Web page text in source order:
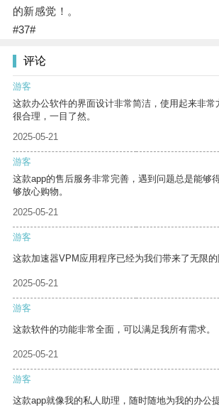
的新感觉！。
#37#
评论
游客
这款办公软件的界面设计非常简洁，使用起来非常
很合理，一目了然。
2025-05-21
游客
这款app的售后服务非常完善，遇到问题总是能够
够放心购物。
2025-05-21
游客
这款加速器VPM应用程序已经为我们带来了无限的
2025-05-21
游客
这款软件的功能非常全面，可以满足我所有需求。
2025-05-21
游客
这款app就像我的私人助理，随时随地为我的办公提